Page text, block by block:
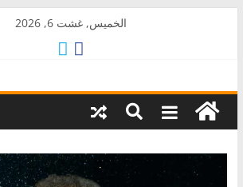
الخميس, غشت 6, 2026
AkalPress
منبر
المغرب